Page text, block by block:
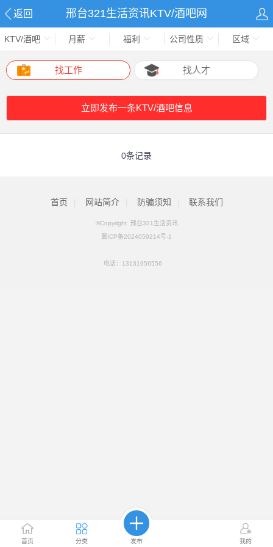
返回 邢台321生活资讯KTV/酒吧网
首页 分类 发布 我的
KTV/酒吧 月薪 福利 公司性质 区域
找工作 找人才
立即发布一条KTV/酒吧信息
0条记录
首页 网站简介 防骗须知 联系我们
©Copyright 邢台321生活资讯
冀ICP备2024059214号-1
电话： 13131956556